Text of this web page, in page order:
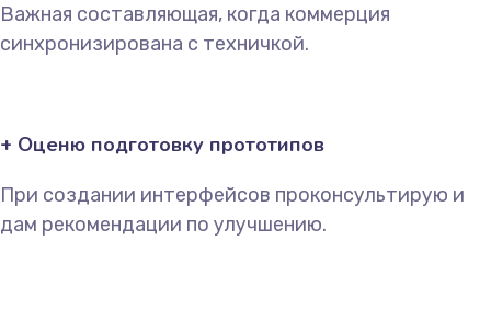
Важная составляющая, когда коммерция
синхронизирована с техничкой.
+ Оценю подготовку прототипов
При создании интерфейсов проконсультирую и
дам рекомендации по улучшению.